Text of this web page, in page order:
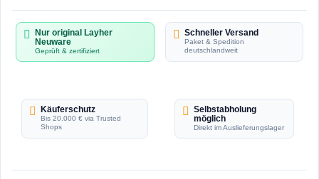
Nur original Layher
Neuware
Geprüft & zertifiziert
Schneller Versand
Paket & Spedition
deutschlandweit
Käuferschutz
Bis 20.000 € via Trusted
Shops
Selbstabholung
möglich
Direkt im Auslieferungslager